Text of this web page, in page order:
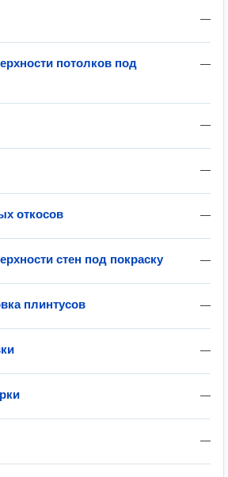
—
—
потолков под
—
—
—
откосов
—
стен под покраску
—
плинтусов
—
—
—